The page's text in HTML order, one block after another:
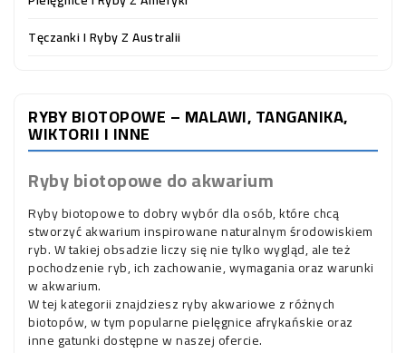
NAMI
Tęczanki I Ryby Z Australii
RYBY BIOTOPOWE – MALAWI, TANGANIKA,
WIKTORII I INNE
Ryby biotopowe do akwarium
Ryby biotopowe to dobry wybór dla osób, które chcą
stworzyć akwarium inspirowane naturalnym środowiskiem
ryb. W takiej obsadzie liczy się nie tylko wygląd, ale też
pochodzenie ryb, ich zachowanie, wymagania oraz warunki
w akwarium.
W tej kategorii znajdziesz ryby akwariowe z różnych
biotopów, w tym popularne pielęgnice afrykańskie oraz
inne gatunki dostępne w naszej ofercie.